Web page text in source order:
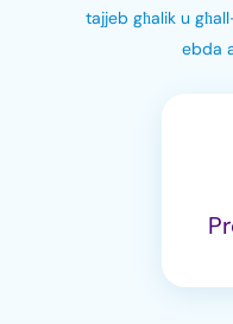
tajjeb għalik u
ebda